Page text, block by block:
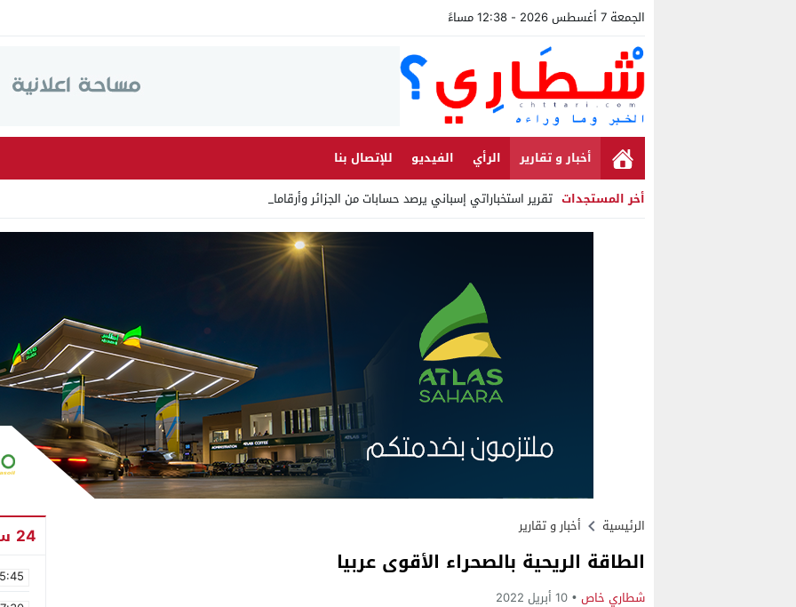
الجمعة 7 أغسطس 2026 - 12:38 مساءً
أخبار و تقارير الرأي الفيديو
للإتصال بنا
أخر المستجدات تقرير استخباراتي إسباني يرصد حسابات من الجزائر وأرقاما بـ”213+” _
Stop
الرئيسية أخبار و تقارير
الطاقة الريحية بالصحراء الأقوى عربيا
شطاري خاص 10 أبريل 2022
24 ساعة